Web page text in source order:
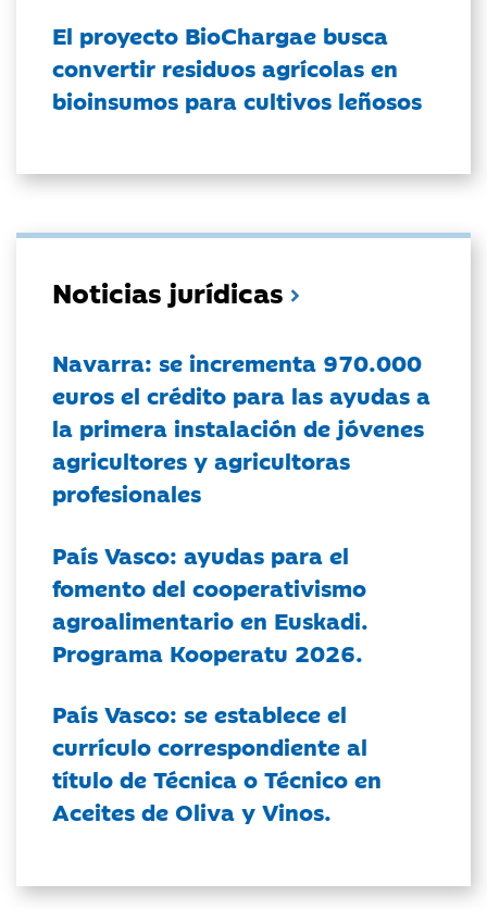
El proyecto BioChargae busca
convertir residuos agrícolas en
bioinsumos para cultivos leñosos
Noticias jurídicas
Navarra: se incrementa 970.000
euros el crédito para las ayudas a
la primera instalación de jóvenes
agricultores y agricultoras
profesionales
País Vasco: ayudas para el
fomento del cooperativismo
agroalimentario en Euskadi.
Programa Kooperatu 2026.
País Vasco: se establece el
currículo correspondiente al
título de Técnica o Técnico en
Aceites de Oliva y Vinos.